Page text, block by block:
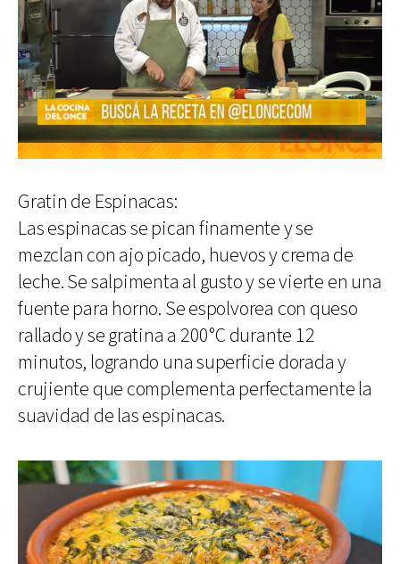
Gratin de Espinacas:
Las espinacas se pican finamente y se
mezclan con ajo picado, huevos y crema de
leche. Se salpimenta al gusto y se vierte en una
fuente para horno. Se espolvorea con queso
rallado y se gratina a 200°C durante 12
minutos, logrando una superficie dorada y
crujiente que complementa perfectamente la
suavidad de las espinacas.